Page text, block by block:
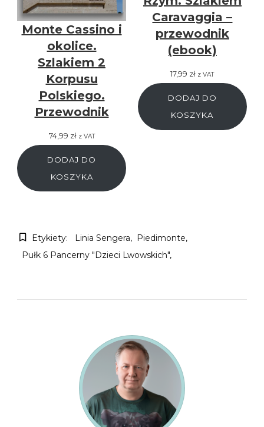
Monte Cassino i
okolice.
Szlakiem 2
Korpusu
Polskiego.
Przewodnik
74,99 zł z VAT
DODAJ DO
KOSZYKA
Caravaggia –
przewodnik
(ebook)
17,99 zł z VAT
DODAJ DO
KOSZYKA
Etykiety: Linia Sengera
Piedimonte
Pułk 6 Pancerny "Dzieci Lwowskich"